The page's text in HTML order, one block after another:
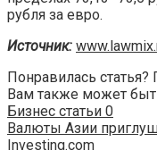
рубля за евро.
Источник:
Понравилась статья?
Вам также может
Бизнес статьи 0
Валюты Азии
Investing.com